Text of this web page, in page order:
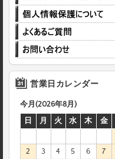
営業日カレンダー
今月(2026年8月)
日
月 火 水 木 金
2
3 4 5 6 7